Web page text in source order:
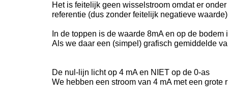
Het is feitelijk geen wisselstroom omdat er
referentie (dus zonder feitelijk negatieve
In de toppen is de waarde 8mA en op de bodem
Als we daar een (simpel) grafisch gemiddelde
De nul-lijn licht op 4 mA en NIET op de 0-as
We hebben een stroom van 4 mA met een grote